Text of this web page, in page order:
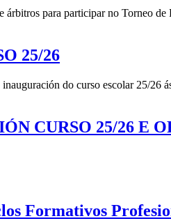
árbitros para participar no Torneo
25/26
do curso escolar 25/26
CURSO 25/26 E
Formativos